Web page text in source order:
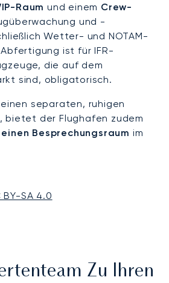
Raum und einem Crew-
und -
Wetter- und NOTAM-
ist für IFR-
die auf dem
sind, obligatorisch.
separaten, ruhigen
bietet der Flughafen zudem
Besprechungsraum im
BY-SA 4.0
Zu Ihren